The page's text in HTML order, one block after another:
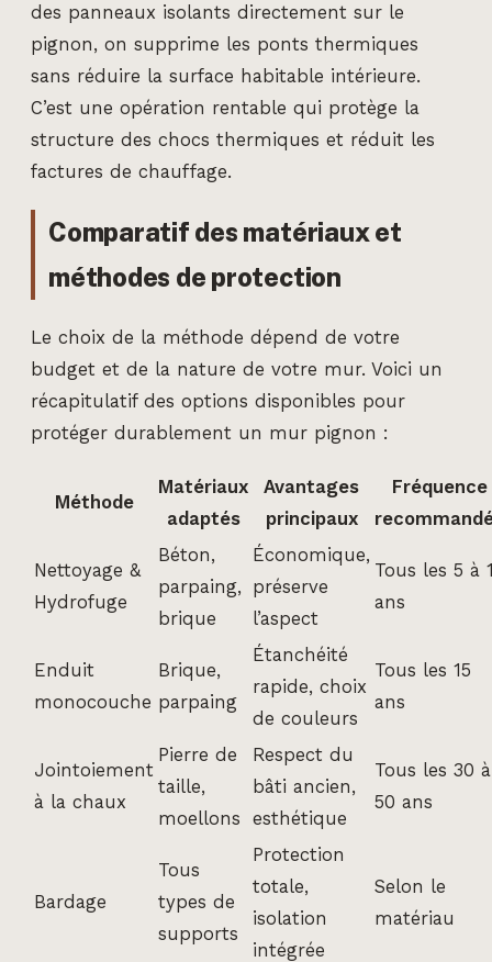
des panneaux isolants directement sur le
pignon, on supprime les ponts thermiques
sans réduire la surface habitable intérieure.
C’est une opération rentable qui protège la
structure des chocs thermiques et réduit les
factures de chauffage.
Comparatif des matériaux et
méthodes de protection
Le choix de la méthode dépend de votre
budget et de la nature de votre mur. Voici un
récapitulatif des options disponibles pour
protéger durablement un mur pignon :
Méthode
Matériaux
adaptés
Avantages
principaux
Fréquence
Nettoyage &
Hydrofuge
Béton,
parpaing,
brique
Économique,
préserve
l’aspect
Tous les 5 à
ans
Enduit
monocouche
Brique,
parpaing
Étanchéité
rapide, choix
de couleurs
Tous les 15
ans
Jointoiement
à la chaux
Pierre de
taille,
moellons
Respect du
bâti ancien,
esthétique
Tous les 30 à
50 ans
Bardage
Tous
types de
supports
Protection
totale,
isolation
intégrée
Selon le
matériau